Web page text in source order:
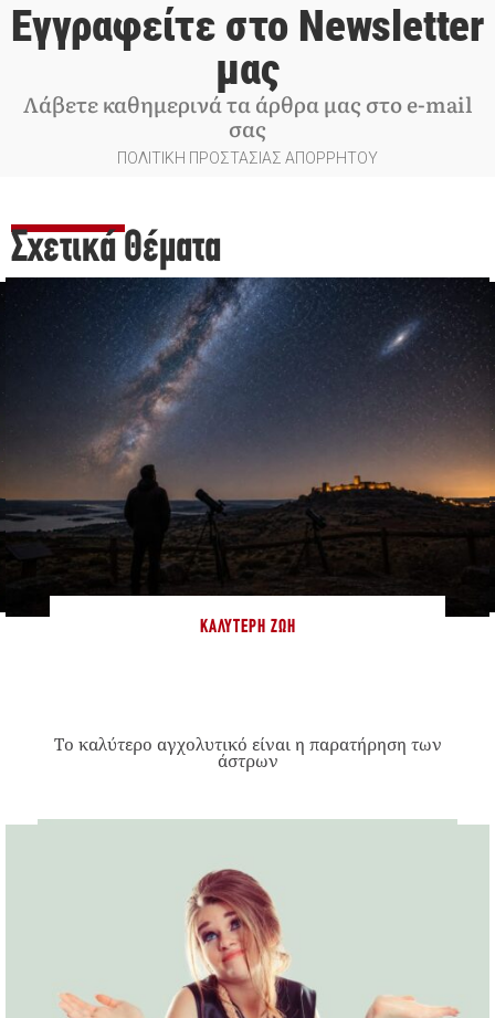
Εγγραφείτε στο Newsletter
μας
Λάβετε καθημερινά τα άρθρα μας στο e-mail
σας
ΠΟΛΙΤΙΚΗ ΠΡΟΣΤΑΣΙΑΣ ΑΠΟΡΡΗΤΟΥ
Σχετικά Θέματα
ΚΑΛΎΤΕΡΗ ΖΩΉ
Το καλύτερο αγχολυτικό είναι η παρατήρηση των
άστρων